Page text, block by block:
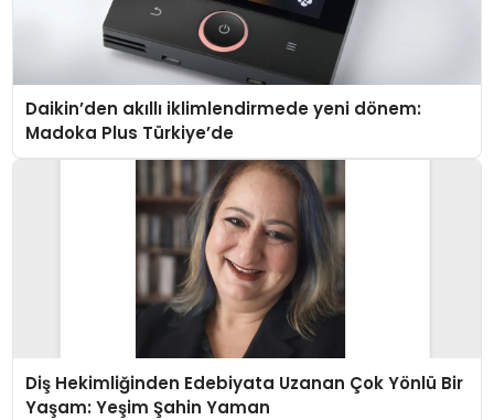
Daikin’den akıllı iklimlendirmede yeni dönem:
Madoka Plus Türkiye’de
Diş Hekimliğinden Edebiyata Uzanan Çok Yönlü Bir
Yaşam: Yeşim Şahin Yaman